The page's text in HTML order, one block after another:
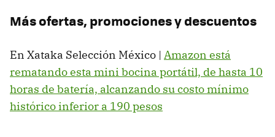
Más ofertas, promociones y descuentos
En Xataka Selección México | Amazon está
rematando esta mini bocina portátil, de hasta 10
horas de batería, alcanzando su costo mínimo
histórico inferior a 190 pesos